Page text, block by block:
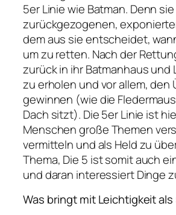
5er Linie wie Batman. Denn
zurückgezogenen,
dem aus sie entscheidet,
um zu retten. Nach der
zurück in ihr Batmanhaus und
zu erholen und vor allem, den
gewinnen (wie die
Dach sitzt). Die 5er Linie ist
Menschen große Themen
vermitteln und als Held zu
Thema, Die 5 ist somit auch
und daran interessiert Dinge
Was bringt mit Leichtigkeit als